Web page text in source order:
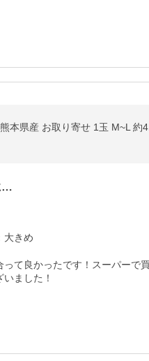
本県産 お取り寄せ 1玉 M~L 約
…
大きめ
て良かったです！スーパーで
ました！